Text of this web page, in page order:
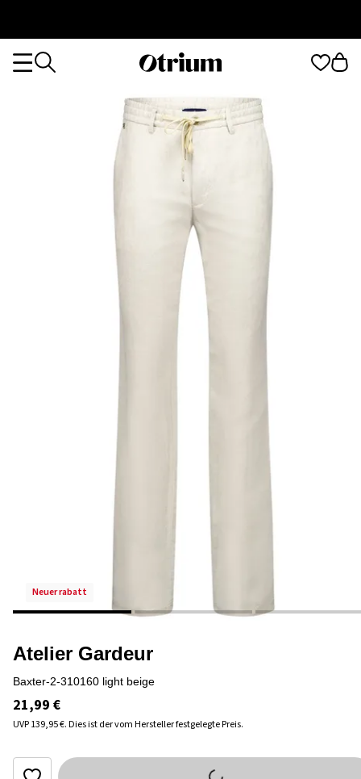
Otrium
neuer rabatt
Atelier Gardeur
baxter-2-310160 light beige
21,99 €
UVP139,95 €.Dies ist der vom Hersteller festgelegte Preis.